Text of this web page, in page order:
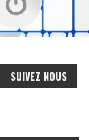
SUIVEZ NOUS